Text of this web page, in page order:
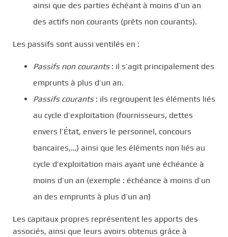
ainsi que des parties échéant à moins d’un an
des actifs non courants (prêts non courants).
Les passifs sont aussi ventilés en :
Passifs non courants: il s’agit principalement des
emprunts à plus d’un an.
Passifs courants: ils regroupent les éléments liés
au cycle d’exploitation (fournisseurs, dettes
envers l’État, envers le personnel, concours
bancaires,…) ainsi que les éléments non liés au
cycle d’exploitation mais ayant une échéance à
moins d’un an (exemple : échéance à moins d’un
an des emprunts à plus d’un an)
Les capitaux propres représentent les apports des
associés, ainsi que leurs avoirs obtenus grâce à